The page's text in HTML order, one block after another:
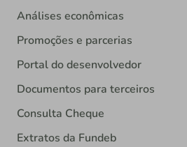
Análises econômicas
Promoções e parcerias
Portal do desenvolvedor
Documentos para terceiros
Consulta Cheque
Extratos da Fundeb